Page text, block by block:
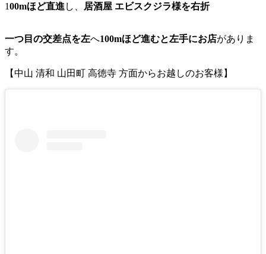
100mほど直進 し、 居酒屋 エビスクジラ様を右折
一つ目の交差点を左へ100mほど進むと左手にお店がありま
す。
【中山 清和 山田町 高徳寺 方面からお越しのお客様】